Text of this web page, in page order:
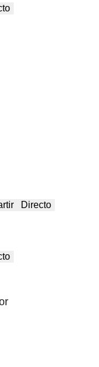
Directo